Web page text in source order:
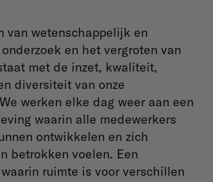
van wetenschappelijk en
en het vergroten van
met de inzet, kwaliteit,
diversiteit van onze
werken elke dag weer aan een
waarin alle medewerkers
ontwikkelen en zich
betrokken voelen. Een
ruimte is voor verschillen